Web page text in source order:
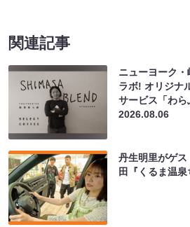
関連記事
ニューヨーク
ラボ! オリジナ
サービス「わ
2026.08.06
丹生明里がゲ
田『くるま温